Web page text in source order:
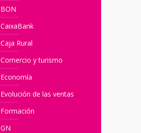
BON
CaixaBank
Caja Rural
Comercio y turismo
Economía
Evolución de las ventas
Formación
GN